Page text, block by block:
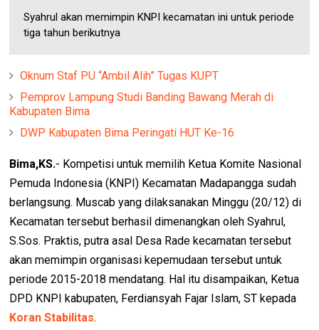
Syahrul akan memimpin KNPI kecamatan ini untuk periode
tiga tahun berikutnya
Oknum Staf PU “Ambil Alih” Tugas KUPT
Pemprov Lampung Studi Banding Bawang Merah di
Kabupaten Bima
DWP Kabupaten Bima Peringati HUT Ke-16
Bima,KS.- Kompetisi untuk memilih Ketua Komite Nasional
Pemuda Indonesia (KNPI) Kecamatan Madapangga sudah
berlangsung. Muscab yang dilaksanakan Minggu (20/12) di
Kecamatan tersebut berhasil dimenangkan oleh Syahrul,
S.Sos. Praktis, putra asal Desa Rade kecamatan tersebut
akan memimpin organisasi kepemudaan tersebut untuk
periode 2015-2018 mendatang. Hal itu disampaikan, Ketua
DPD KNPI kabupaten, Ferdiansyah Fajar Islam, ST kepada
Koran Stabilitas.